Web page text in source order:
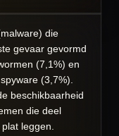
die
gevaar gevormd
(7,1%) en
(3,7%).
beschikbaarheid
die deel
leggen.